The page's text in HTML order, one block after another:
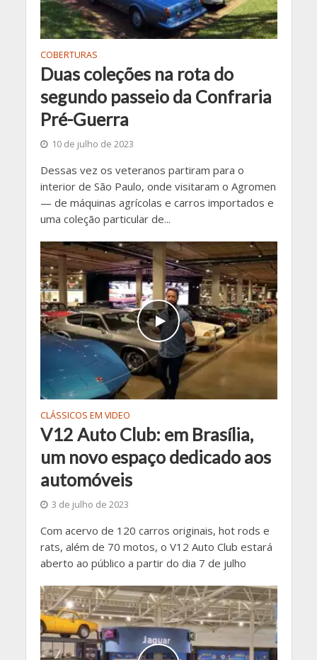
COBERTURAS
Duas coleções na rota do
segundo passeio da Confraria
Pré-Guerra
10 de julho de 2023
Dessas vez os veteranos partiram para o
interior de São Paulo, onde visitaram o Agromen
— de máquinas agrícolas e carros importados e
uma coleção particular de...
CLÁSSICOS EM VIDEO
V12 Auto Club: em Brasília,
um novo espaço dedicado aos
automóveis
3 de julho de 2023
Com acervo de 120 carros originais, hot rods e
rats, além de 70 motos, o V12 Auto Club estará
aberto ao público a partir do dia 7 de julho